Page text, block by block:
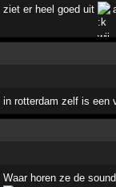
ziet er heel goed uit
in rotterdam zelf is een
Waar horen ze de